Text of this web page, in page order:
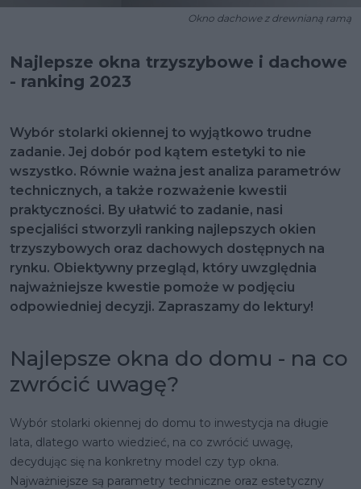
Najlepsze okna trzyszybowe i dachowe
- ranking 2023
Okno dachowe z drewnianą ramą
Wybór stolarki okiennej to wyjątkowo trudne
zadanie. Jej dobór pod kątem estetyki to nie
wszystko. Równie ważna jest analiza parametrów
technicznych, a także rozważenie kwestii
praktyczności. By ułatwić to zadanie, nasi
specjaliści stworzyli ranking najlepszych okien
trzyszybowych oraz dachowych dostępnych na
rynku. Obiektywny przegląd, który uwzględnia
najważniejsze kwestie pomoże w podjęciu
odpowiedniej decyzji. Zapraszamy do lektury!
Najlepsze okna do domu - na co
zwrócić uwagę?
Wybór stolarki okiennej do domu to inwestycja na długie
lata, dlatego warto wiedzieć, na co zwrócić uwagę,
decydując się na konkretny model czy typ okna.
Najważniejsze są parametry techniczne oraz estetyczny